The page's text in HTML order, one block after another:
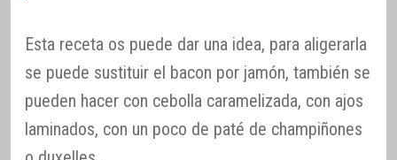
Esta receta os puede dar una idea, para aligerarla
se puede sustituir el bacon por jamón, también se
pueden hacer con cebolla caramelizada, con ajos
laminados, con un poco de paté de champiñones